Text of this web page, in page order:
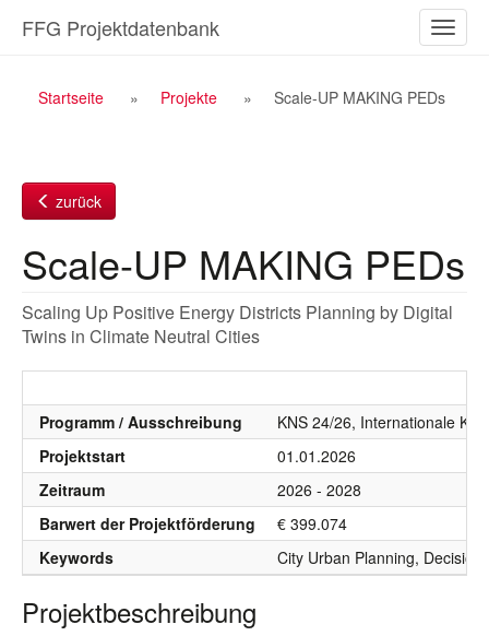
Inhalt
ein-/
FFG Projektdatenbank
Breadcrumb
Startseite Projekte Scale-UP MAKING PEDs
zurück
Scale-UP MAKING PEDs
Scaling Up Positive Energy Districts Planning by Digital
Twins in Climate Neutral Cities
Programm / Ausschreibung
KNS 24/26, Internationale
Projektstart
01.01.2026
Zeitraum
2026 - 2028
Barwert der Projektförderung
€ 399.074
Keywords
City Urban Planning,
Projektbeschreibung